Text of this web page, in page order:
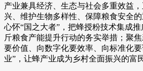
产业兼具经济、生态与社会多重效益
兴、维护生物多样性、保障粮食安全
心怀“国之大者”，把蜂授粉技术集成
斤粮食产能提升行动的务实举措；聚
要价值、向数字化要效率、向标准化
业”，让蜂产业成为乡村全面振兴的富